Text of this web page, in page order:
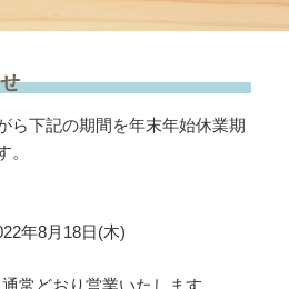
ら下記の期間を年末年始休業期
。
年8月18日(木)
常どおり営業いたします。